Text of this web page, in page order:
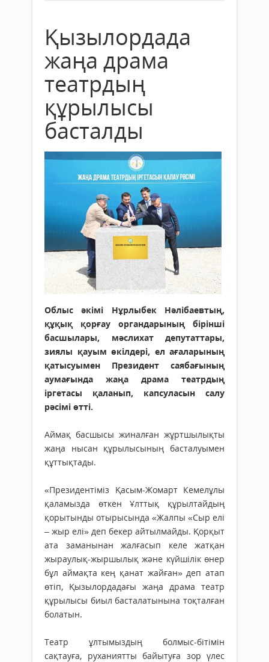
Қызылордада
жаңа драма
театрдың
құрылысы
басталды
Облыс әкімі Нұрлыбек Нәлібаевтың,
құқық қорғау органдарының бірінші
басшылары, мәслихат депутаттары,
зиялы қауым өкілдері, ел ағаларының
қатысуымен Президент саябағының
аумағында жаңа драма театрдың
іргетасы қаланып, капсуласын салу
рәсімі өтті.
Аймақ басшысы жиналған жұртшылықты
жаңа нысан құрылысының басталуымен
құттықтады.
«Президентіміз Қасым-Жомарт Кемелұлы
қаламызда өткен Ұлттық құрылтайдың
қорытынды отырысында «Жалпы «Сыр елі
– жыр елі» деп бекер айтылмайды. Қорқыт
ата заманынан жалғасып келе жатқан
жыраулық-жыршылық және күйшілік өнер
бұл аймақта кең қанат жайған» деп атап
өтіп, Қызылордадағы жаңа драма театр
құрылысы биыл басталатынына тоқталған
болатын.
Театр ұлтымыздың болмыс-бітімін
сақтауға, руханиятты байытуға зор үлес